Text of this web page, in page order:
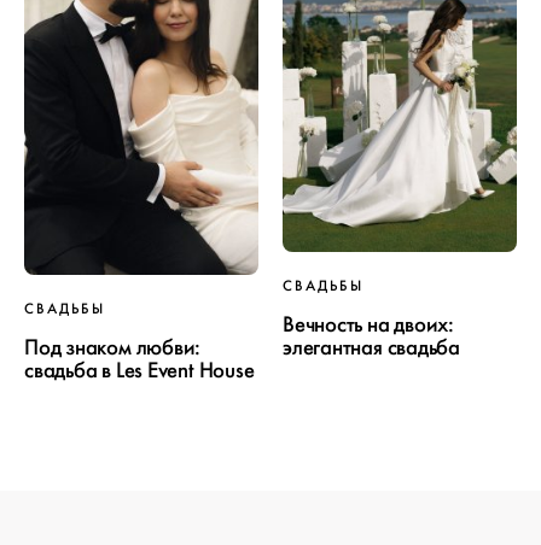
СВАДЬБЫ
Под знаком любви:
свадьба в Les Event House
СВАДЬБЫ
Вечность на двоих:
элегантная свадьба
ПРОЕКТ
СВАДЬБЫ
ОТ WEDDYWOOD